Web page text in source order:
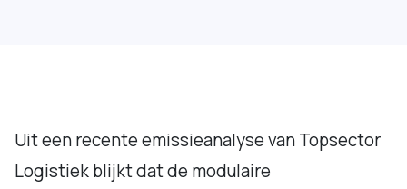
Uit een recente emissieanalyse van Topsector
Logistiek blijkt dat de modulaire